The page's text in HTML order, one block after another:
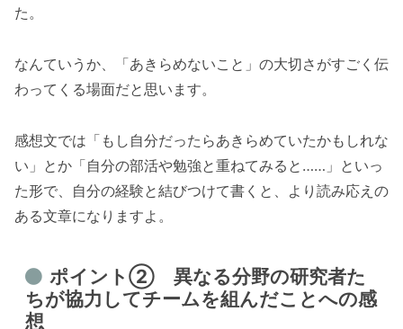
た。
なんていうか、「あきらめないこと」の大切さがすごく伝
わってくる場面だと思います。
感想文では「もし自分だったらあきらめていたかもしれな
い」とか「自分の部活や勉強と重ねてみると……」といっ
た形で、自分の経験と結びつけて書くと、より読み応えの
ある文章になりますよ。
ポイント② 異なる分野の研究者た
ちが協力してチームを組んだことへの感
想